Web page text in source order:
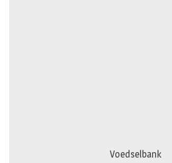
Voedselbank